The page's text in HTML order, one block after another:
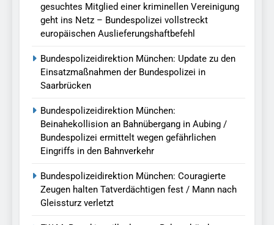
gesuchtes Mitglied einer kriminellen Vereinigung
geht ins Netz – Bundespolizei vollstreckt
europäischen Auslieferungshaftbefehl
Bundespolizeidirektion München: Update zu den
Einsatzmaßnahmen der Bundespolizei in
Saarbrücken
Bundespolizeidirektion München:
Beinahekollision an Bahnübergang in Aubing /
Bundespolizei ermittelt wegen gefährlichen
Eingriffs in den Bahnverkehr
Bundespolizeidirektion München: Couragierte
Zeugen halten Tatverdächtigen fest / Mann nach
Gleissturz verletzt